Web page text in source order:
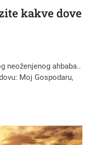
kakve dove
neoženjenog ahbaba..
Moj Gospodaru,